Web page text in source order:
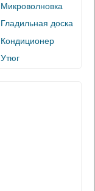
Микроволновка
Гладильная доска
Кондиционер
Утюг